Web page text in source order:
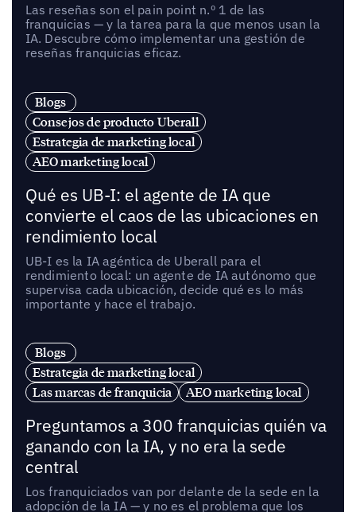
Las reseñas son el pain point n.º 1 de las
franquicias — y la tarea para la que menos usan la
IA. Descubre cómo implementar una gestión de
reseñas franquicias eficaz.
Blogs
Consejos de producto Uberall
Estrategia de marketing local
AEO marketing local
Qué es UB-I: el agente de IA que
convierte el caos de las ubicaciones en
rendimiento local
UB-I es la IA agéntica de Uberall para el
rendimiento local: un agente de IA autónomo que
supervisa cada ubicación, decide qué es lo más
importante y hace el trabajo.
Blogs
Estrategia de marketing local
Las marcas de franquicia
AEO marketing local
Preguntamos a 300 franquicias quién va
ganando con la IA, y no era la sede
central
Los franquiciados van por delante de la sede en la
adopción de la IA — y no es el problema que los